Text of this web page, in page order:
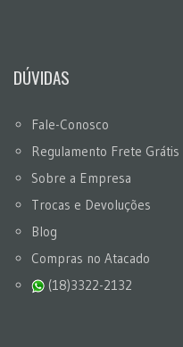
DÚVIDAS
Fale-Conosco
Regulamento Frete Grátis
Sobre a Empresa
Trocas e Devoluções
Blog
Compras no Atacado
(18)3322-2132